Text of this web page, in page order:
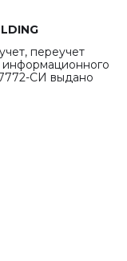
переучет
информационного
СИ выдано